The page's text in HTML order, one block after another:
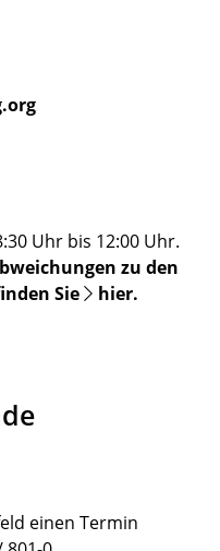
Uhr bis 12:00 Uhr.
zu den
Sie
hier.
einen Termin